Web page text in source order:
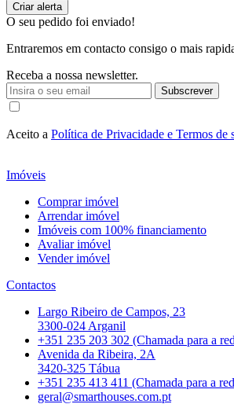
O seu pedido foi enviado!
Entraremos em contacto consigo o mais
Receba a nossa newsletter.
Subscrever
Aceito a Política de Privacidade e Termos de
Imóveis
Comprar imóvel
Arrendar imóvel
Imóveis com 100% financiamento
Avaliar imóvel
Vender imóvel
Contactos
Largo Ribeiro de Campos, 23
3300-024 Arganil
+351 235 203 302 (Chamada para a
Avenida da Ribeira, 2A
3420-325 Tábua
+351 235 413 411 (Chamada para a
geral@smarthouses.com.pt